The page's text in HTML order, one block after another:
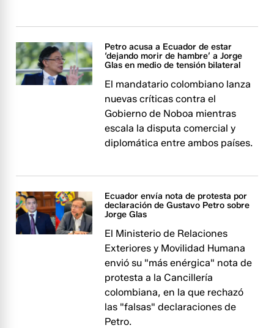
Petro acusa a Ecuador de estar
‘dejando morir de hambre’ a Jorge
Glas en medio de tensión bilateral
El mandatario colombiano lanza
nuevas críticas contra el
Gobierno de Noboa mientras
escala la disputa comercial y
diplomática entre ambos países.
Ecuador envía nota de protesta por
declaración de Gustavo Petro sobre
Jorge Glas
El Ministerio de Relaciones
Exteriores y Movilidad Humana
envió su "más enérgica" nota de
protesta a la Cancillería
colombiana, en la que rechazó
las "falsas" declaraciones de
Petro.